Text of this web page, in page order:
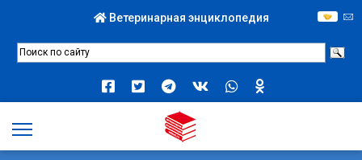
Ветеринарная энциклопедия